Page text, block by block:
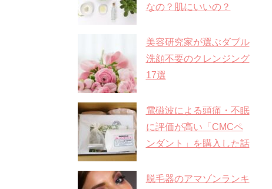
なの？肌にいいの？
美容研究家が選ぶダブル
洗顔不要のクレンジング
17選
電磁波による頭痛・不眠
に評価が高い「CMCペ
ンダント」を購入した話
脱毛器のアマゾンランキ